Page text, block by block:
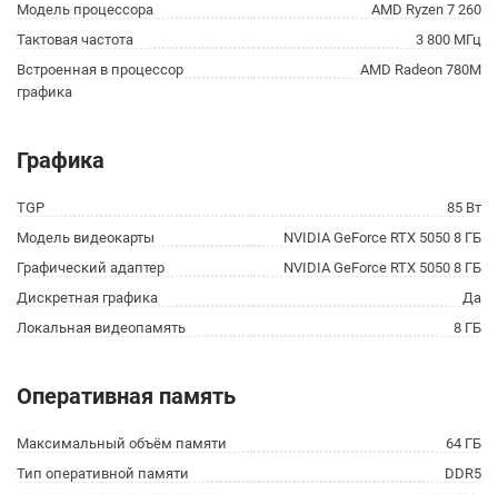
Модель процессора
AMD Ryzen 7 260
Тактовая частота
3 800 МГц
Встроенная в процессор
графика
AMD Radeon 780M
Графика
TGP
85 Вт
Модель видеокарты
NVIDIA GeForce RTX 5050 8 ГБ
Графический адаптер
NVIDIA GeForce RTX 5050 8 ГБ
Дискретная графика
Да
Локальная видеопамять
8 ГБ
Оперативная память
Максимальный объём памяти
64 ГБ
Тип оперативной памяти
DDR5